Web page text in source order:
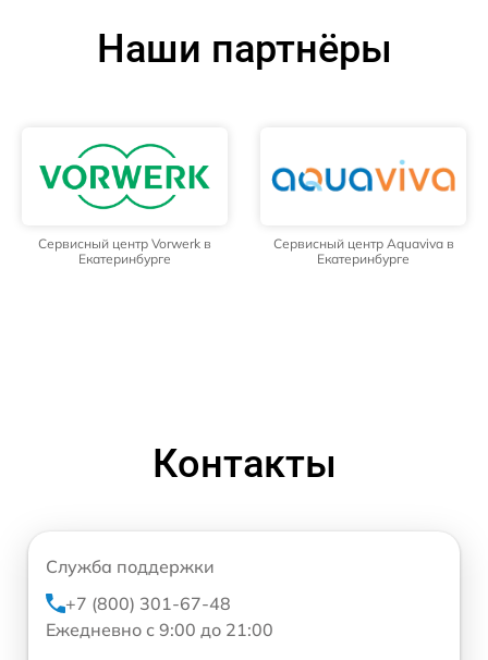
Наши партнёры
Сервисный центр Vorwerk в
Екатеринбурге
Сервисный центр Aquaviva в
Екатеринбурге
Контакты
Служба поддержки
+7 (800) 301-67-48
Ежедневно с 9:00 до 21:00